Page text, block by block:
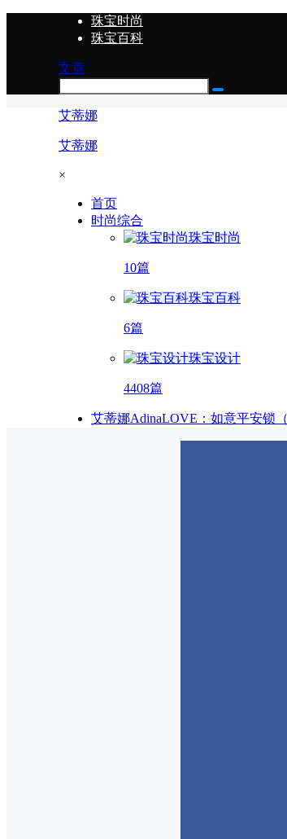
珠宝时尚
珠宝百科
文章
艾蒂娜
艾蒂娜
×
首页
时尚综合
珠宝时尚
10篇
珠宝百科
6篇
珠宝设计
4408篇
艾蒂娜AdinaLOVE：如意平安锁（